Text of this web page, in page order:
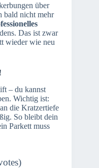
über
bald nicht mehr
Das ist zwar
wieder wie neu
– du kannst
Wichtig ist:
die Kratzertiefe
So bleibt dein
Parkett muss